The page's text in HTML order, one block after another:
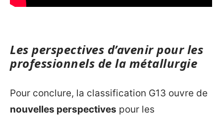
Les perspectives d’avenir pour les
professionnels de la métallurgie
Pour conclure, la classification G13 ouvre de
nouvelles perspectives pour les